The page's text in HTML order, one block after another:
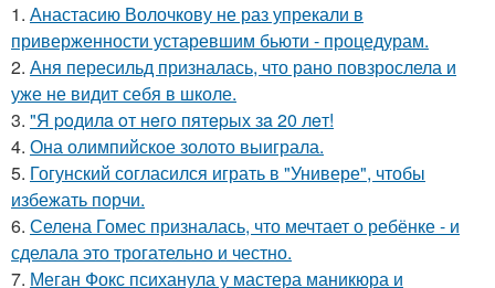
1. Анастасию Волочкову не раз упрекали в
приверженности устаревшим бьюти - процедурам.
2. Аня пересильд призналась, что рано повзрослела и
уже не видит себя в школе.
3. "Я poдилa oт нeгo пятepых зa 20 лeт!
4. Она олимпийское золото выиграла.
5. Гогунский согласился играть в "Универе", чтобы
избежать порчи.
6. Селена Гомес призналась, что мечтает о ребёнке - и
сделала это трогательно и честно.
7. Меган Фокс психанула у мастера маникюра и